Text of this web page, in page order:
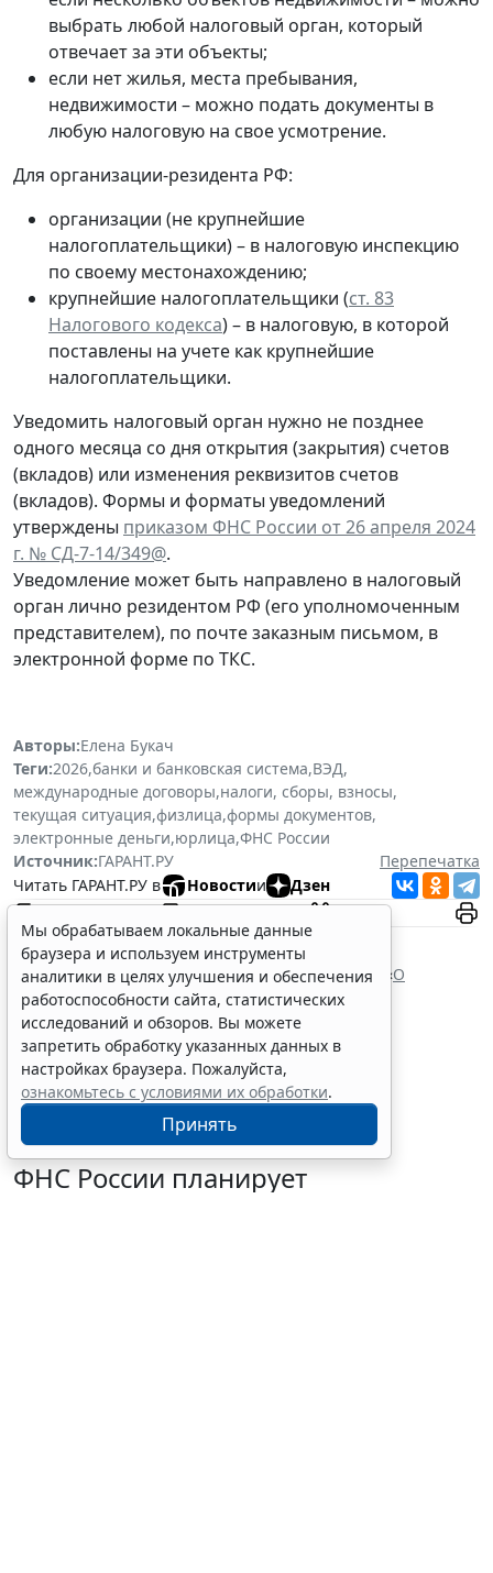
выбрать любой налоговый орган, который
отвечает за эти объекты;
если нет жилья, места пребывания,
недвижимости – можно подать документы в
любую налоговую на свое усмотрение.
Для организации-резидента РФ:
организации (не крупнейшие
налогоплательщики) – в налоговую инспекцию
по своему местонахождению;
крупнейшие налогоплательщики (ст. 83
Налогового кодекса) – в налоговую, в которой
поставлены на учете как крупнейшие
налогоплательщики.
Уведомить налоговый орган нужно не позднее
одного месяца со дня открытия (закрытия) счетов
(вкладов) или изменения реквизитов счетов
(вкладов). Формы и форматы уведомлений
утверждены приказом ФНС России от 26 апреля 2024
г. № СД-7-14/349@.
Уведомление может быть направлено в налоговый
орган лично резидентом РФ (его уполномоченным
представителем), по почте заказным письмом, в
электронной форме по ТКС.
Авторы:Елена Букач
Теги:2026,банки и банковская система,ВЭД,
международные договоры,налоги, сборы, взносы,
текущая ситуация,физлица,формы документов,
электронные деньги,юрлица,ФНС России
Источник:ГАРАНТ.РУ
Перепечатка
Читать ГАРАНТ.РУ в
Новостии Дзен
Документы по теме:
Налоговый кодекс Российской Федерации
Федеральный закон от 10 декабря 2003 г. № 173 «О
валютном регулировании и валютном контроле
Читайте также:
ФНС России планирует
Мы обрабатываем локальные данные
браузера и используем инструменты
аналитики в целях улучшения и обеспечения
работоспособности сайта, статистических
исследований и обзоров. Вы можете
запретить обработку указанных данных в
настройках браузера. Пожалуйста,
ознакомьтесь с условиями их обработки.
Принять